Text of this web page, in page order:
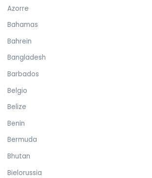
Azorre
Bahamas
Bahrein
Bangladesh
Barbados
Belgio
Belize
Benin
Bermuda
Bhutan
Bielorussia